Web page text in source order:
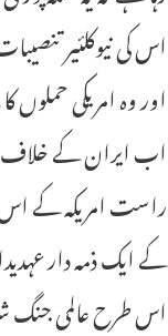
اس کی نیوکلئیر
اور وہ امریکی
اب ایران کے خلاف
راست امریکہ کے
کے ایک ذمہ دار
اس طرح عالمی جنگ